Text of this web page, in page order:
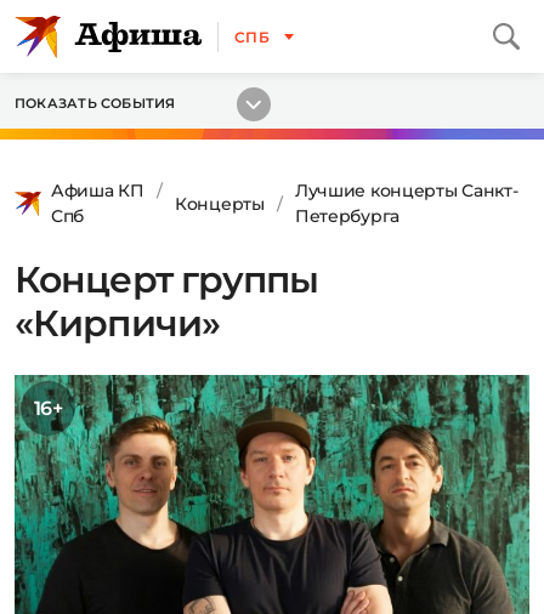
СПБ
ПОКАЗАТЬ СОБЫТИЯ
Афиша КП
Спб
Концерты
Лучшие концерты Санкт-
Петербурга
Концерт группы
«Кирпичи»
16+